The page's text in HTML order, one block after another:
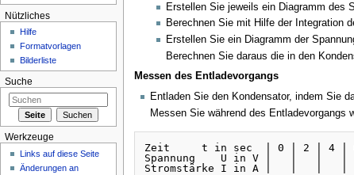
Erstellen Sie jeweils ein Diagramm des
Berechnen Sie mit Hilfe der Integration
Erstellen Sie ein Diagramm der
Berechnen Sie daraus die in den
Messen des Entladevorgangs
Entladen Sie den Kondensator, indem Sie
Messen Sie während des Entladevorgangs
Zeit     t in sec  | 0 | 2 | 4
Spannung    U in V |   |   |
Nützliches
Hilfe
Formatvorlagen
Bilderliste
Suche
Werkzeuge
Links auf diese Seite
Änderungen an